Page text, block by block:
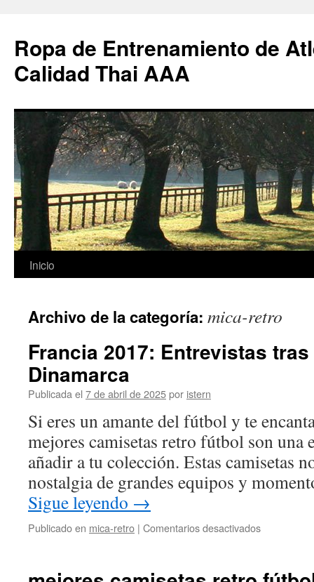
Ropa de Entrenamiento de
Calidad Thai AAA
Saltar
contenido
Inicio
Archivo de la categoría: mica-retro
Francia 2017: Entrevistas
Dinamarca
Publicada el 7 de abril de 2025por istern
Si eres un amante del fútbol y te
mejores camisetas retro fútbol son una
añadir a tu colección. Estas camisetas
nostalgia de grandes equipos y
Sigue leyendo →
Publicado en mica-retro | Comentarios desactivadosen